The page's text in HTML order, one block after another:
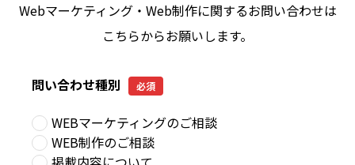
Webマーケティング・Web制作に関するお問い合わせは
こちらからお願いします。
問い合わせ種別 必須
WEBマーケティングのご相談
WEB制作のご相談